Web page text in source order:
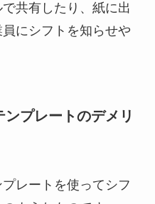
共有したり、紙に出
にシフトを知らせや
プレートのデメリ
レートを使ってシフ